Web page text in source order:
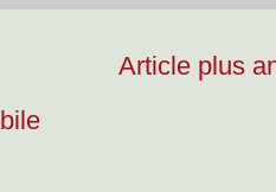
Article plus